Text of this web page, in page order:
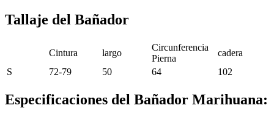
Tallaje del Bañador
Cintura largo
Circunferencia
Pierna
cadera
S
72-79 50 64 102
Especificaciones del Bañador Marihuana: